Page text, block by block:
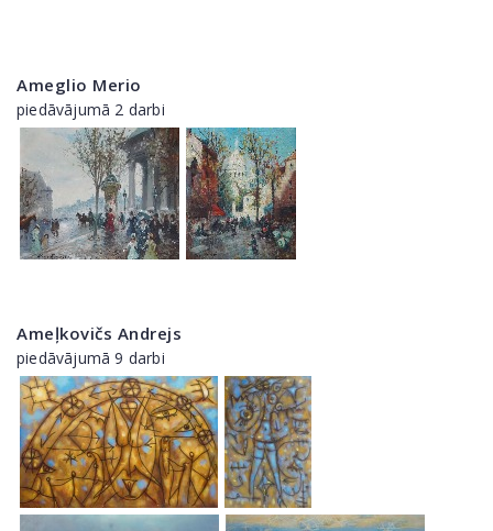
Ameglio Merio
piedāvājumā 2 darbi
Ameļkovičs Andrejs
piedāvājumā 9 darbi